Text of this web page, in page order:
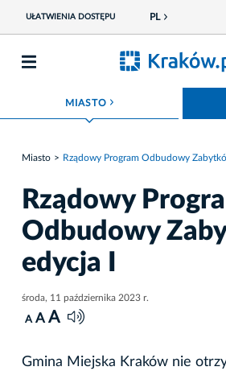
UŁATWIENIA DOSTĘPU PL
MIASTO ROZWIŃ MENU
Miasto Rządowy Program Odbudowy
Rządowy
Odbudowy
edycja I
środa, 11 października 2023 r.
A A A
Gmina Miejska Kraków nie